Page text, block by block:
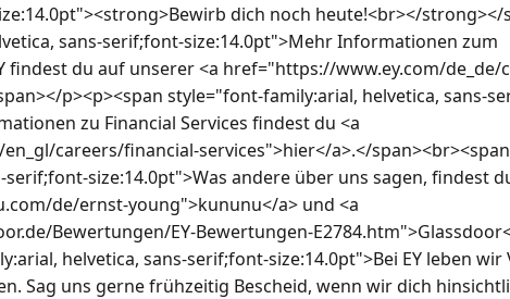
dich noch heute!<br></strong></
sans-serif;font-size:14.0pt">Mehr Informationen zum
findest du auf unserer <a href="https://www.ey.com/
p><p><span style="font-family:arial, helvetica, sans-
zu Financial Services findest du <a
careers/financial-services">hier</a>.</
size:14.0pt">Was andere über uns sagen, findest
de/ernst-young">kununu</a> und <a
Bewertungen/EY-Bewertungen-
helvetica, sans-serif;font-size:14.0pt">Bei EY leben wir
Sag uns gerne frühzeitig Bescheid, wenn wir dich